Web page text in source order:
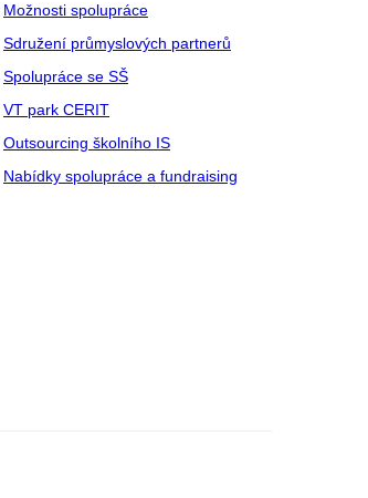
Možnosti spolupráce
Sdružení průmyslových partnerů
Spolupráce se SŠ
VT park CERIT
Outsourcing školního IS
Nabídky spolupráce a fundraising